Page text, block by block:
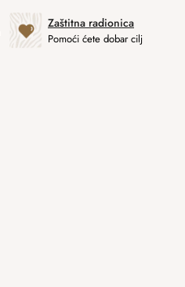
Zaštitna radionica
Pomoći ćete dobar cilj